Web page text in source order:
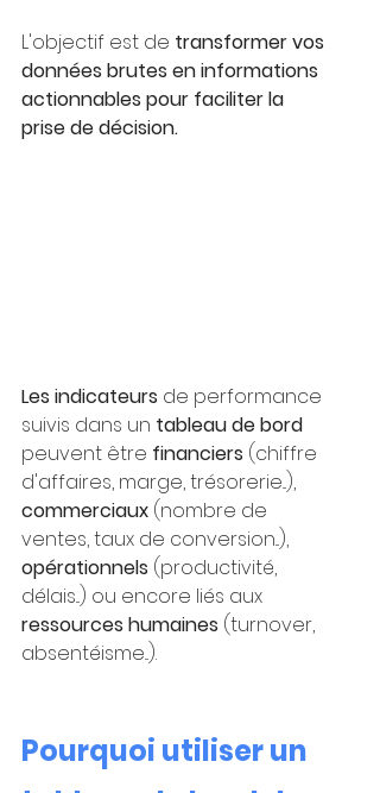
L'objectif est de transformer vos
données brutes en informations
actionnables pour faciliter la
prise de décision.
Les indicateurs de performance
suivis dans un tableau de bord
peuvent être financiers (chiffre
d'affaires, marge, trésorerie...),
commerciaux (nombre de
ventes, taux de conversion...),
opérationnels (productivité,
délais...) ou encore liés aux
ressources humaines (turnover,
absentéisme...).
Pourquoi utiliser un